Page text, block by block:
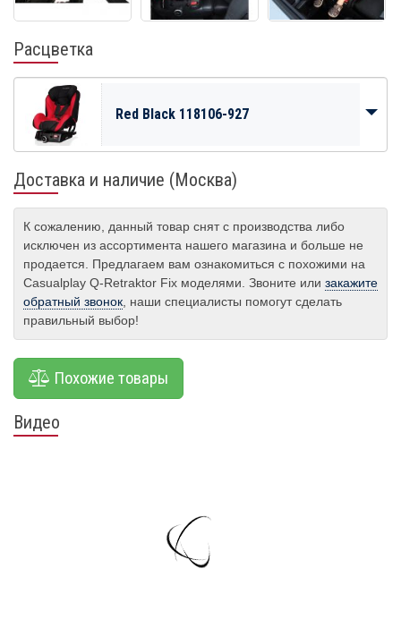
Расцветка
Red Black 118106-927
Доставка и наличие (Москва)
К сожалению, данный товар снят с производства либо
исключен из ассортимента нашего магазина и больше не
продается. Предлагаем вам ознакомиться с похожими на
Casualplay Q-Retraktor Fix моделями. Звоните или закажите
обратный звонок , наши специалисты помогут сделать
правильный выбор!
Похожие товары
Видео